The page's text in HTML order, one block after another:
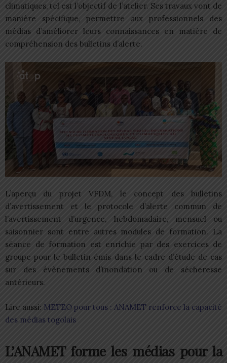
climatiques, tel est l’objectif de l’atelier. Ses travaux vont de
manière spécifique, permettre aux professionnels des
médias d’améliorer leurs connaissances en matière de
compréhension des bulletins d’alerte.
L’aperçu du projet VFDM, le concept des bulletins
d’avertissement et le protocole d’alerte commun de
l’avertissement d’urgence, hebdomadaire, mensuel ou
saisonnier sont entre autres modules de formation. La
séance de formation est enrichie par des exercices de
groupe pour le bulletin émis dans le cadre d’étude de cas
sur des évènements d’inondation ou de sécheresse
antérieurs.
Lire aussi: METEO pour tous : ANAMET renforce la capacité
des médias togolais
L’ANAMET forme les médias pour la